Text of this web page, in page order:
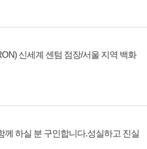
신세계 센텀 점장/서울 지역 백화
하실 분 구인합니다.성실하고 진실